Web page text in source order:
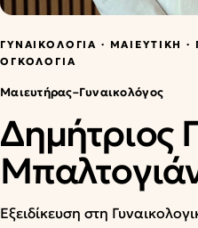
ΓΥΝΑΙΚΟΛΟΓΊΑ · ΜΑΙΕΥΤΙΚΉ ·
ΟΓΚΟΛΟΓΊΑ
Μαιευτήρας–Γυναικολόγος
Δημήτριος
Εξειδίκευση στη